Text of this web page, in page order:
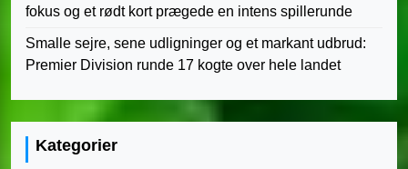
fokus og et rødt kort prægede en intens spillerunde
Smalle sejre, sene udligninger og et markant udbrud:
Premier Division runde 17 kogte over hele landet
Kategorier